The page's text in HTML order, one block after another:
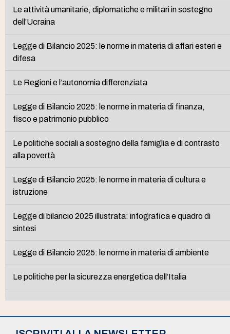
Le attività umanitarie, diplomatiche e militari in sostegno
dell’Ucraina
Legge di Bilancio 2025: le norme in materia di affari esteri e
difesa
Le Regioni e l’autonomia differenziata
Legge di Bilancio 2025: le norme in materia di finanza,
fisco e patrimonio pubblico
Le politiche sociali a sostegno della famiglia e di contrasto
alla povertà
Legge di Bilancio 2025: le norme in materia di cultura e
istruzione
Legge di bilancio 2025 illustrata: infografica e quadro di
sintesi
Legge di Bilancio 2025: le norme in materia di ambiente
Le politiche per la sicurezza energetica dell’Italia